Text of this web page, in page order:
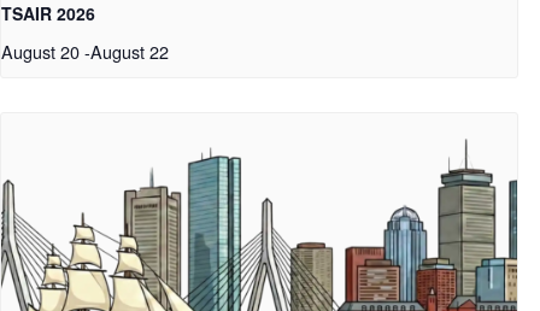
TSAIR 2026
August 20-August 22